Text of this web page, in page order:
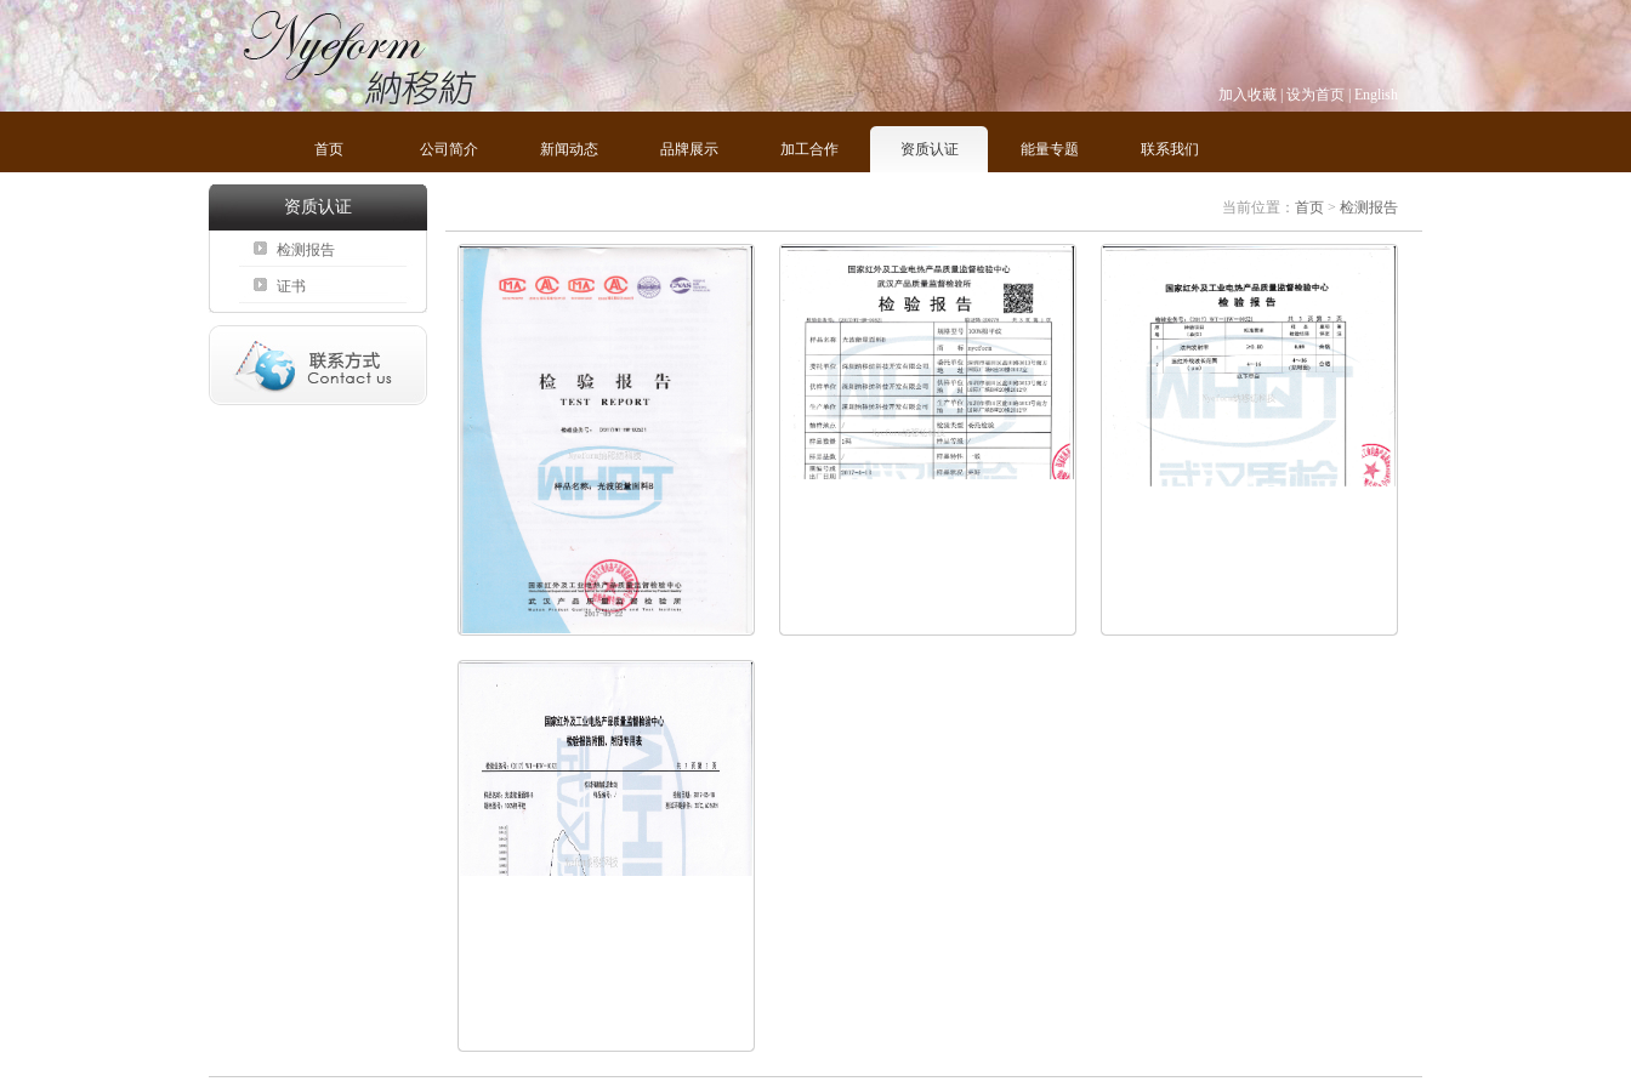
加入收藏 设为首页 English
首页 公司简介 新闻动态 品牌展示 加工合作 资质认证 能量专题 联系我们
资质认证
检测报告
证书
当前位置： 首页 > 检测报告